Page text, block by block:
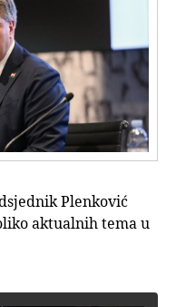
Plenković
aktualnih tema u